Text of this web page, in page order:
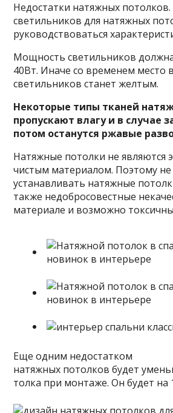
Недостатки натяжных
светильников для натяжных
руководствоваться
Мощность светильников
40Вт. Иначе со временем место
светильников станет желтым.
Некоторые типы тканей
пропускают влагу и в случае
потом останутся ржавые
Натяжные потолки не являются
чистым материалом. Поэтому не
устанавливать натяжные
также недобросовестные
материале и возможно
Еще одним недостатком
натяжных потолков будет
толка при монтаже. Он будет на